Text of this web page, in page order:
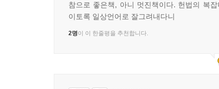
참으로 좋은책, 아니 멋진책이다. 헌법의 복
이토록 일상언어로 잘그려내다니
2명이 이 한줄평을 추천합니다.